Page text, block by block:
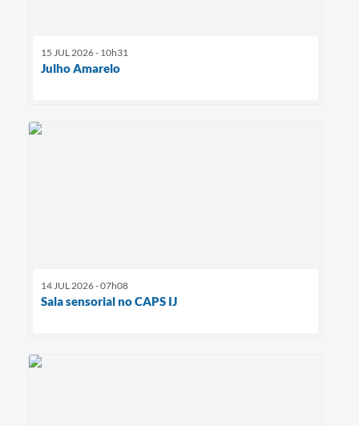
15 JUL 2026 - 10h31
Julho Amarelo
14 JUL 2026 - 07h08
Sala sensorial no CAPS IJ